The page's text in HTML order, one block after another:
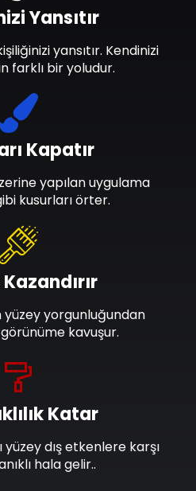
Katar
yüzey dış etkenlere karşı
hala gelir..
yüzey yorgunluğundan
kavuşur.
Kapatır
yapılan uygulama
kusurları örter.
Yansıtır
yansıtır. Kendinizi
farklı bir yoludur.